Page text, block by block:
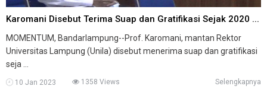
Karomani Disebut Terima Suap dan Gratifikasi Sejak 2020 ...
MOMENTUM, Bandarlampung--Prof. Karomani, mantan Rektor
Universitas Lampung (Unila) disebut menerima suap dan gratifikasi
seja ...
10 Jan 2023 1358 Views Selengkapnya